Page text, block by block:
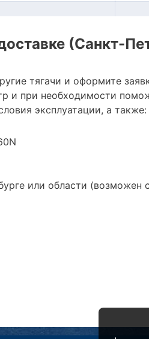
(Санкт-
тягачи и оформите
и при необходимости
эксплуатации, а также:
или области (возможен